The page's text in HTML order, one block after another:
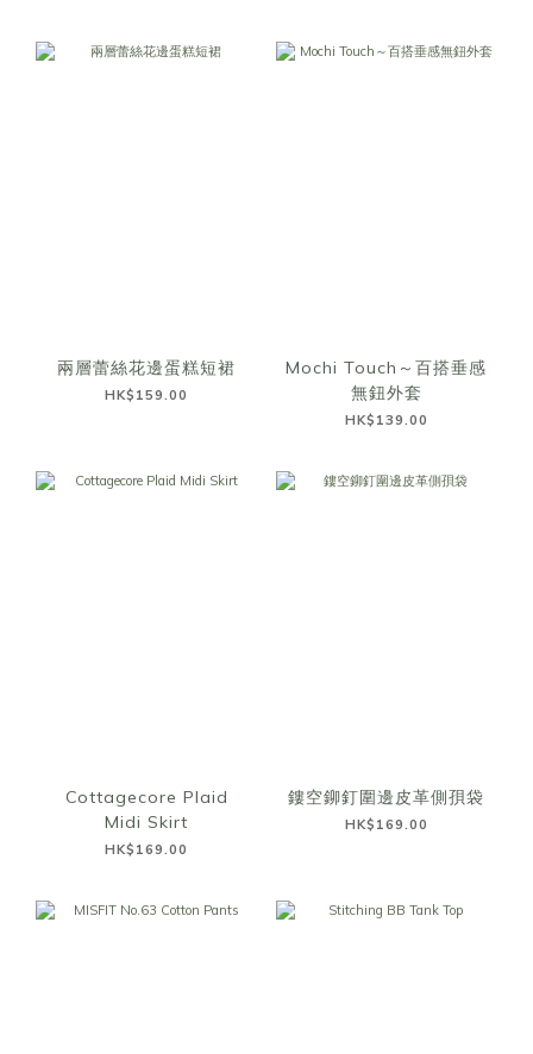
兩層蕾絲花邊蛋糕短裙
HK$159.00
Mochi Touch～百搭垂感
無鈕外套
HK$139.00
Cottagecore Plaid
Midi Skirt
HK$169.00
鏤空鉚釘圍邊皮革側孭袋
HK$169.00